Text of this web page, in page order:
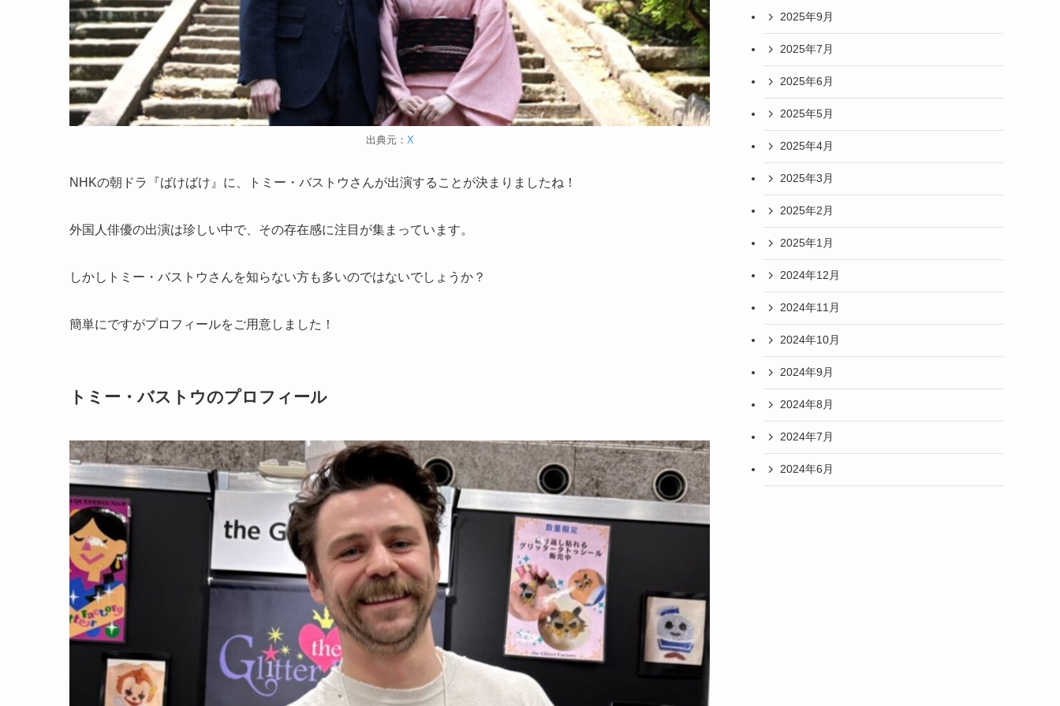
出典元： X
NHKの朝ドラ『ばけばけ』に、トミー・バストウさんが出演することが決まりましたね！
外国人俳優の出演は珍しい中で、その存在感に注目が集まっています。
しかしトミー・バストウさんを知らない方も多いのではないでしょうか？
簡単にですがプロフィールをご用意しました！
トミー・バストウのプロフィール
2025年9月
2025年7月
2025年6月
2025年5月
2025年4月
2025年3月
2025年2月
2025年1月
2024年12月
2024年11月
2024年10月
2024年9月
2024年8月
2024年7月
2024年6月